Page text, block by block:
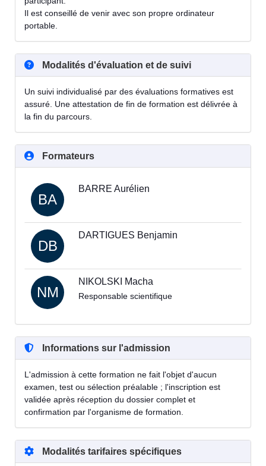
Il est conseillé de venir avec son propre ordinateur
portable.
Modalités d'évaluation et de suivi
Un suivi individualisé par des évaluations formatives est
assuré. Une attestation de fin de formation est délivrée à
la fin du parcours.
Formateurs
BA
BARRE Aurélien
DB
DARTIGUES Benjamin
NM
NIKOLSKI Macha
Responsable scientifique
Informations sur l'admission
L'admission à cette formation ne fait l'objet d'aucun
examen, test ou sélection préalable ; l'inscription est
validée après réception du dossier complet et
confirmation par l'organisme de formation.
Modalités tarifaires spécifiques